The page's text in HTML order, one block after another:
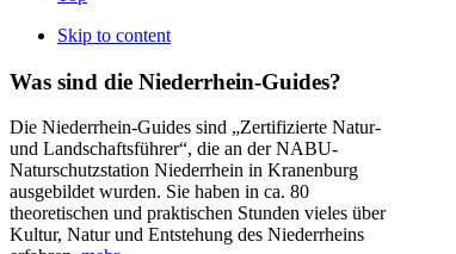
Skip to content
Was sind die Niederrhein-Guides?
Die Niederrhein-Guides sind „Zertifizierte Natur-
und Landschaftsführer“, die an der NABU-
Naturschutzstation Niederrhein in Kranenburg
ausgebildet wurden. Sie haben in ca. 80
theoretischen und praktischen Stunden vieles über
Kultur, Natur und Entstehung des Niederrheins